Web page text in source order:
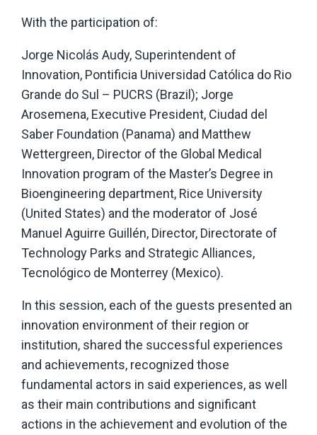
With the participation of:
Jorge Nicolás Audy, Superintendent of
Innovation, Pontificia Universidad Católica do Rio
Grande do Sul – PUCRS (Brazil); Jorge
Arosemena, Executive President, Ciudad del
Saber Foundation (Panama) and Matthew
Wettergreen, Director of the Global Medical
Innovation program of the Master’s Degree in
Bioengineering department, Rice University
(United States) and the moderator of José
Manuel Aguirre Guillén, Director, Directorate of
Technology Parks and Strategic Alliances,
Tecnológico de Monterrey (Mexico).
In this session, each of the guests presented an
innovation environment of their region or
institution, shared the successful experiences
and achievements, recognized those
fundamental actors in said experiences, as well
as their main contributions and significant
actions in the achievement and evolution of the